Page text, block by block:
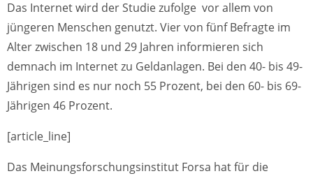
Das Internet wird der Studie zufolge vor allem von
jüngeren Menschen genutzt. Vier von fünf Befragte im
Alter zwischen 18 und 29 Jahren informieren sich
demnach im Internet zu Geldanlagen. Bei den 40- bis 49-
Jährigen sind es nur noch 55 Prozent, bei den 60- bis 69-
Jährigen 46 Prozent.
[article_line]
Das Meinungsforschungsinstitut Forsa hat für die